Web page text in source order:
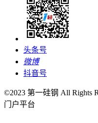
头条号
微博
抖音号
©2023 第一硅钢 All Rights
门户平台